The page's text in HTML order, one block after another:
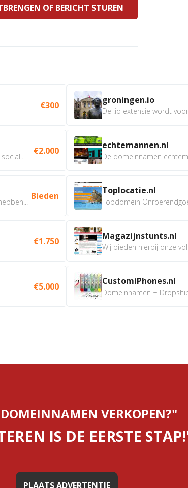
OF BERICHT STUREN
€300
€2.000
Bieden
€1.750
€5.000
groningen.io
De .io extensie wordt
echtemannen.nl
De domeinnamen
Toplocatie.nl
Topdomein
Magazijnstunts.nl
Wij bieden hierbij onze
CustomiPhones.nl
Domeinnamen +
VERKOPEN?"
IS DE EERSTE
PLAATS ADVERTENTIE